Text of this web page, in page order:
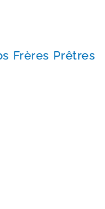
Frères Prêtres